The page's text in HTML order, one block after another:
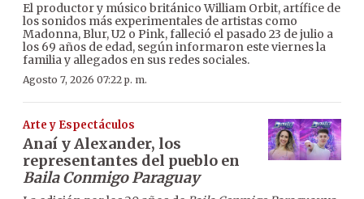
El productor y músico británico William Orbit, artífice de
los sonidos más experimentales de artistas como
Madonna, Blur, U2 o Pink, falleció el pasado 23 de julio a
los 69 años de edad, según informaron este viernes la
familia y allegados en sus redes sociales.
Agosto 7, 2026 07:22 p. m.
Arte y Espectáculos
Anaí y Alexander, los
representantes del pueblo en
Baila Conmigo Paraguay